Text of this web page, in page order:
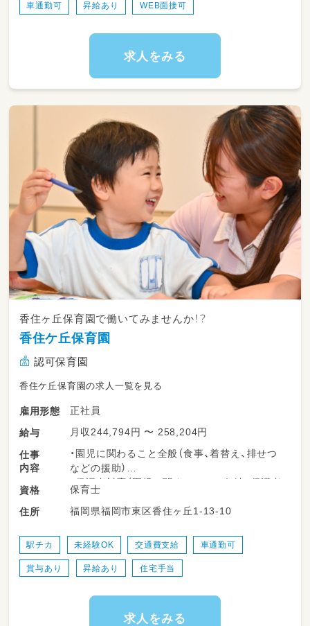
・08:15～登園
・11:00～昼食
・12:30～午睡(事務作業/ブレスチェック/休憩)
・15:00～自発的な活動(室内遊び/お散歩)
・16:30～降園
車通勤可 昇給あり WEB面接可
求人をみる
香住ヶ丘保育園で働いてみませんか！？
香住ケ丘保育園
認可保育園
香住ケ丘保育園の求人一覧を見る
雇用形態
正社員
給与
月収244,794円 〜 258,204円
仕事
内容
・園児に関わること全般（食事、着替え、排せつ
などの援助）
・保護者対応（園児に関することの伝達、保護者
のお悩み相談対応）
・園児が快適に園生活を送ることができるよう
・ICTをつかっての様々な書類作成とその記録。
資格
保育士
住所
福岡県福岡市東区香住ヶ丘1-13-10
駅チカ 未経験OK 交通費支給 車通勤可
賞与あり 昇給あり 住宅手当
求人をみる